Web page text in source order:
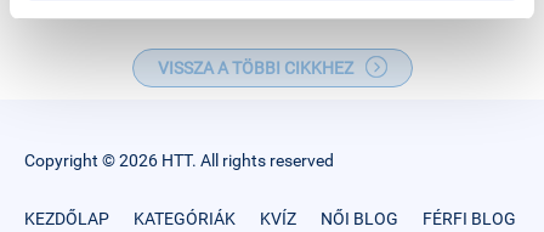
VISSZA A TÖBBI CIKKHEZ
Copyright © 2026 HTT. All rights reserved
KEZDŐLAP KATEGÓRIÁK KVÍZ NŐI BLOG FÉRFI BLOG